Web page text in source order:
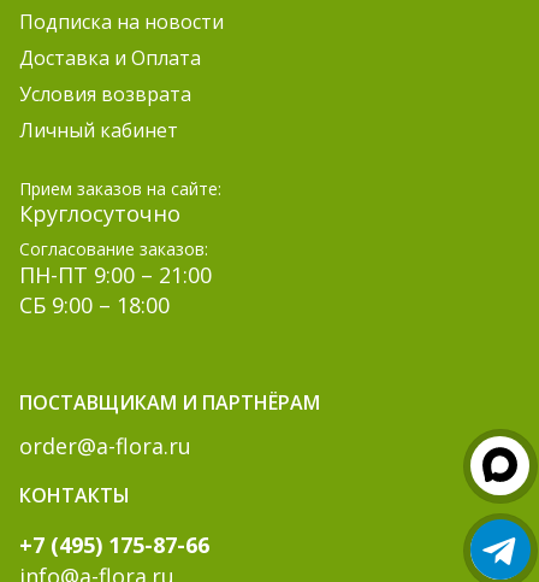
Подписка на новости
Доставка и Оплата
Условия возврата
Личный кабинет
Прием заказов на сайте:
Круглосуточно
Согласование заказов:
ПН-ПТ 9:00 – 21:00
СБ 9:00 – 18:00
ПОСТАВЩИКАМ И ПАРТНЁРАМ
order@a-flora.ru
КОНТАКТЫ
+7 (495) 175-87-66
info@a-flora.ru